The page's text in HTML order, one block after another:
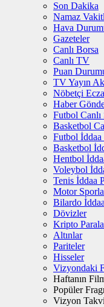
Son Dakika
Namaz
Hava
Gazeteler
Canlı Borsa
Canlı TV
Puan
TV Yayın
Nöbetçi
Haber
Futbol Canlı
Basketbol
Futbol İddaa
Basketbol
Hentbol
Voleybol
Tenis İddaa
Motor
Bilardo
Dövizler
Kripto
Altınlar
Pariteler
Hisseler
Vizyondaki
Haftanın
Popüler
Vizyon